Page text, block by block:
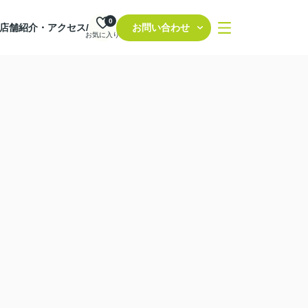
店舗紹介・アクセス/
お気に入り
0
お問い合わせ